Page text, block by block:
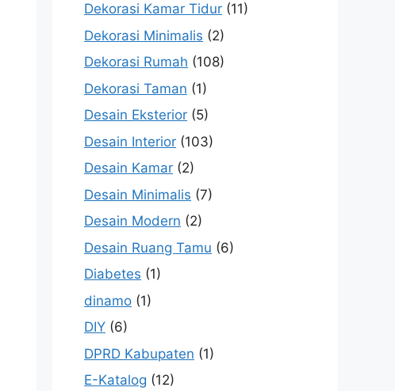
Dekorasi Kamar Tidur (11)
Dekorasi Minimalis (2)
Dekorasi Rumah (108)
Dekorasi Taman (1)
Desain Eksterior (5)
Desain Interior (103)
Desain Kamar (2)
Desain Minimalis (7)
Desain Modern (2)
Desain Ruang Tamu (6)
Diabetes (1)
dinamo (1)
DIY (6)
DPRD Kabupaten (1)
E-Katalog (12)